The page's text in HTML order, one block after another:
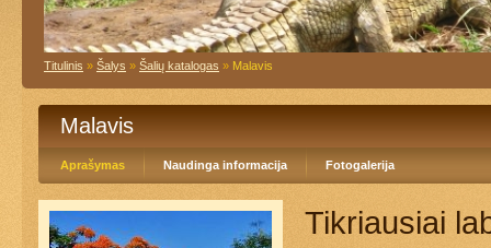
Titulinis » Šalys » Šalių katalogas » Malavis
Malavis
Aprašymas Naudinga informacija Fotogalerija
Tikriausiai